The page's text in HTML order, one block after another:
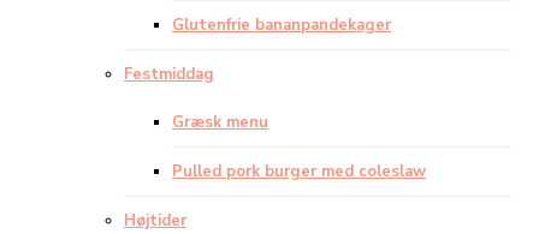
Glutenfrie bananpandekager
Festmiddag
Græsk menu
Pulled pork burger med coleslaw
Højtider